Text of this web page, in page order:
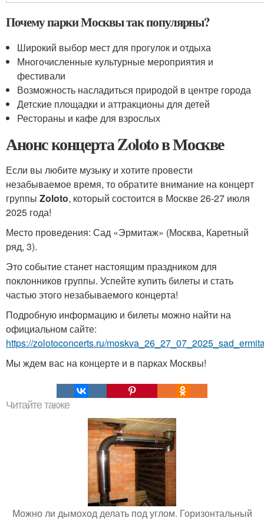
Почему парки Москвы так популярны?
Широкий выбор мест для прогулок и отдыха
Многочисленные культурные мероприятия и
фестивали
Возможность насладиться природой в центре города
Детские площадки и аттракционы для детей
Рестораны и кафе для взрослых
Анонс концерта Zoloto в Москве
Если вы любите музыку и хотите провести
незабываемое время, то обратите внимание на концерт
группы Zoloto, который состоится в Москве 26-27 июля
2025 года!
Место проведения: Сад «Эрмитаж» (Москва, Каретный
ряд, 3).
Это событие станет настоящим праздником для
поклонников группы. Успейте купить билеты и стать
частью этого незабываемого концерта!
Подробную информацию и билеты можно найти на
официальном сайте:
https://zolotoconcerts.ru/
Мы ждем вас на концерте и в парках Москвы!
Читайте также
Можно ли дымоход делать под углом. Горизонтальный